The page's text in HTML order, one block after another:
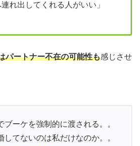
連れ出してくれる人がいい」
パートナー不在の可能性も感じさせ
ブーケを強制的に渡される。。
してないのは私だけなのか。。